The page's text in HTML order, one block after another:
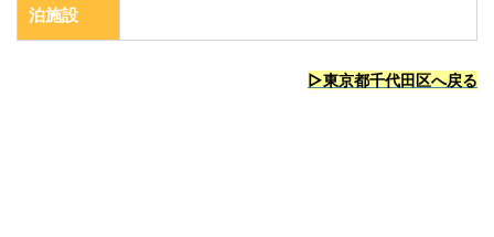
泊施設
▷東京都千代田区へ戻る